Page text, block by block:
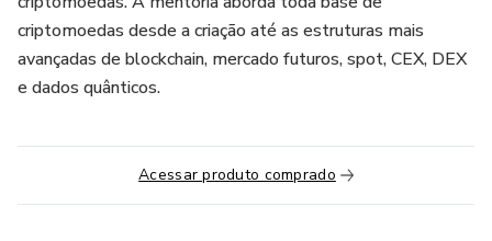
criptomoedas desde a criação até as estruturas mais
avançadas de blockchain, mercado futuros, spot, CEX, DEX
e dados quânticos.
Acessar produto comprado